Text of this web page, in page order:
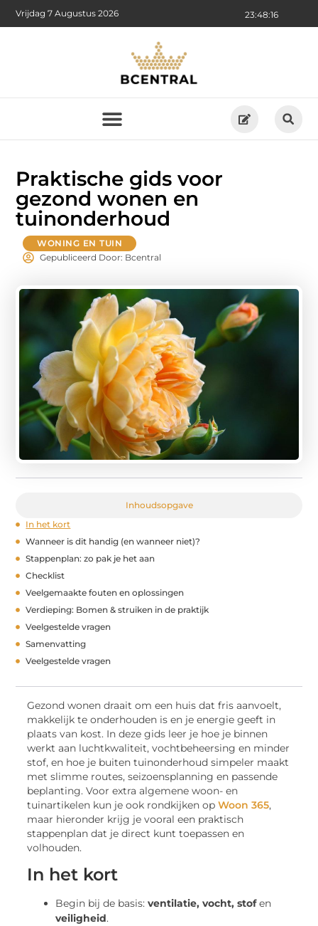
23:48:17
Vrijdag 7 Augustus 2026
Praktische gids voor
gezond wonen en
tuinonderhoud
WONING EN TUIN
Gepubliceerd Door: Bcentral
Inhoudsopgave
In het kort
Wanneer is dit handig (en wanneer niet)?
Stappenplan: zo pak je het aan
Checklist
Veelgemaakte fouten en oplossingen
Verdieping: Bomen & struiken in de praktijk
Veelgestelde vragen
Samenvatting
Veelgestelde vragen
Gezond wonen draait om een huis dat fris aanvoelt,
makkelijk te onderhouden is en je energie geeft in
plaats van kost. In deze gids leer je hoe je binnen
werkt aan luchtkwaliteit, vochtbeheersing en minder
stof, en hoe je buiten tuinonderhoud simpeler maakt
met slimme routes, seizoensplanning en passende
beplanting. Voor extra algemene woon- en
tuinartikelen kun je ook rondkijken opWoon 365,
maar hieronder krijg je vooral een praktisch
stappenplan dat je direct kunt toepassen en
volhouden.
In het kort
Begin bij de basis:ventilatie, vocht, stofen
veiligheid.